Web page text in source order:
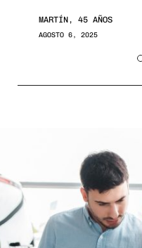
MARTÍN, 45 AÑOS
AGOSTO 6, 2025